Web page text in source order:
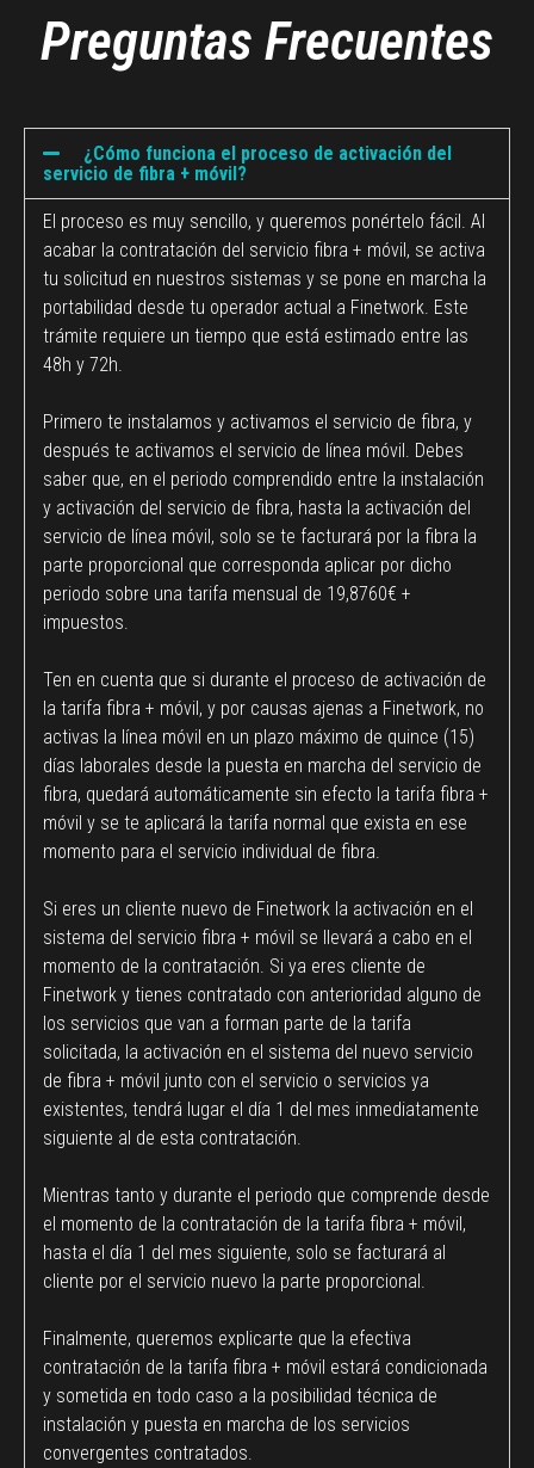
Preguntas Frecuentes
¿Cómo funciona el proceso de activación del
servicio de fibra + móvil?
El proceso es muy sencillo, y queremos ponértelo fácil. Al
acabar la contratación del servicio fibra + móvil, se activa
tu solicitud en nuestros sistemas y se pone en marcha la
portabilidad desde tu operador actual a Finetwork. Este
trámite requiere un tiempo que está estimado entre las
48h y 72h.
Primero te instalamos y activamos el servicio de fibra, y
después te activamos el servicio de línea móvil. Debes
saber que, en el periodo comprendido entre la instalación
y activación del servicio de fibra, hasta la activación del
servicio de línea móvil, solo se te facturará por la fibra la
parte proporcional que corresponda aplicar por dicho
periodo sobre una tarifa mensual de 19,8760€ +
impuestos.
Ten en cuenta que si durante el proceso de activación de
la tarifa fibra + móvil, y por causas ajenas a Finetwork, no
activas la línea móvil en un plazo máximo de quince (15)
días laborales desde la puesta en marcha del servicio de
fibra, quedará automáticamente sin efecto la tarifa fibra +
móvil y se te aplicará la tarifa normal que exista en ese
momento para el servicio individual de fibra.
Si eres un cliente nuevo de Finetwork la activación en el
sistema del servicio fibra + móvil se llevará a cabo en el
momento de la contratación. Si ya eres cliente de
Finetwork y tienes contratado con anterioridad alguno de
los servicios que van a forman parte de la tarifa
solicitada, la activación en el sistema del nuevo servicio
de fibra + móvil junto con el servicio o servicios ya
existentes, tendrá lugar el día 1 del mes inmediatamente
siguiente al de esta contratación.
Mientras tanto y durante el periodo que comprende desde
el momento de la contratación de la tarifa fibra + móvil,
hasta el día 1 del mes siguiente, solo se facturará al
cliente por el servicio nuevo la parte proporcional.
Finalmente, queremos explicarte que la efectiva
contratación de la tarifa fibra + móvil estará condicionada
y sometida en todo caso a la posibilidad técnica de
instalación y puesta en marcha de los servicios
convergentes contratados.